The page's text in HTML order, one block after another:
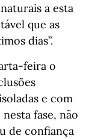
a esta
que as
dias”.
feira o
e com
fase, não
de confiança